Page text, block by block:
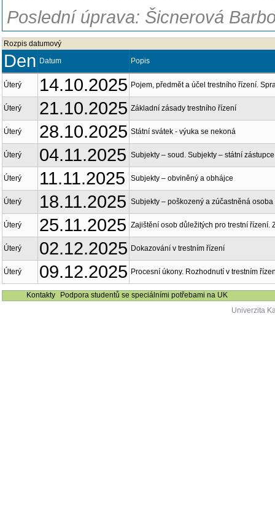
Poslední úprava: Šicnerová
Rozpis datumový
Den Datum Popis
Úterý 14.10.2025 Pojem, předmět a účel trestního řízení.
Úterý 21.10.2025 Základní zásady trestního řízení
Úterý 28.10.2025 Státní svátek - výuka se nekoná
Úterý 04.11.2025 Subjekty – soud. Subjekty – státní
Úterý 11.11.2025 Subjekty – obviněný a obhájce
Úterý 18.11.2025 Subjekty – poškozený a zúčastněná osoba
Úterý 25.11.2025 Zajištění osob důležitých pro trestní řízení.
Úterý 02.12.2025 Dokazování v trestním řízení
Úterý 09.12.2025 Procesní úkony. Rozhodnutí v trestním
Kontakty
Podpora studentů se speciálními potřebami na UK
Univerzita